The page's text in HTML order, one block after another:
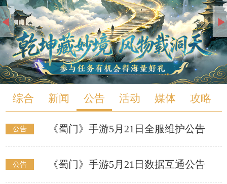
综合 新闻 公告 活动 媒体 攻略
公告 《蜀门》手游5月21日全服维护公告
公告 《蜀门》手游5月21日数据互通公告